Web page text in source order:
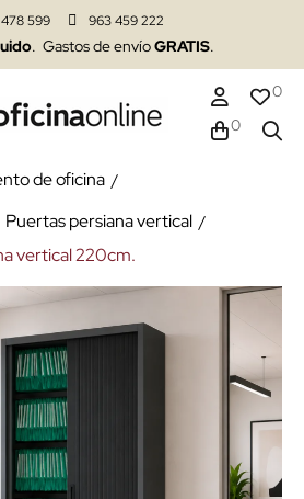
599 963 459 222
. Gastos de envíoGRATIS.
0
0
de oficina
Puertas persiana vertical
vertical 220cm.